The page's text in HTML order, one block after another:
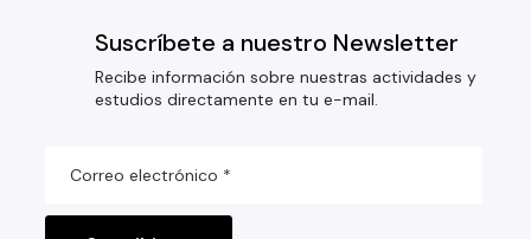
Suscríbete a nuestro Newsletter
Recibe información sobre nuestras actividades y
estudios directamente en tu e-mail.